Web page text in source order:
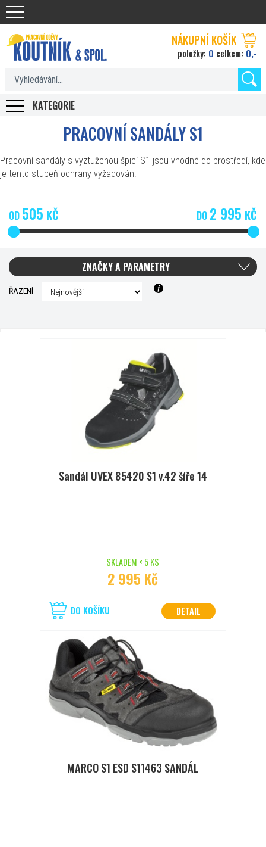
Koutnik.com
PRACOVNÍ SANDÁLY S1
Pracovní sandály s vyztuženou špicí S1 jsou vhodné do prostředí, kde
je tento stupeň ochrany vyžadován.
OD 505 KČ DO 2 995 KČ
ZNAČKY A PARAMETRY
ŘAZENÍ
Sandál UVEX 85420 S1 v.42 šíře 14
SKLADEM < 5 KS
2 995 Kč
DETAIL
DO KOŠÍKU
MARCO S1 ESD S11463 SANDÁL
KATEGORIE
NÁKUPNÍ KOŠÍK
položky: 0 celkem: 0,-